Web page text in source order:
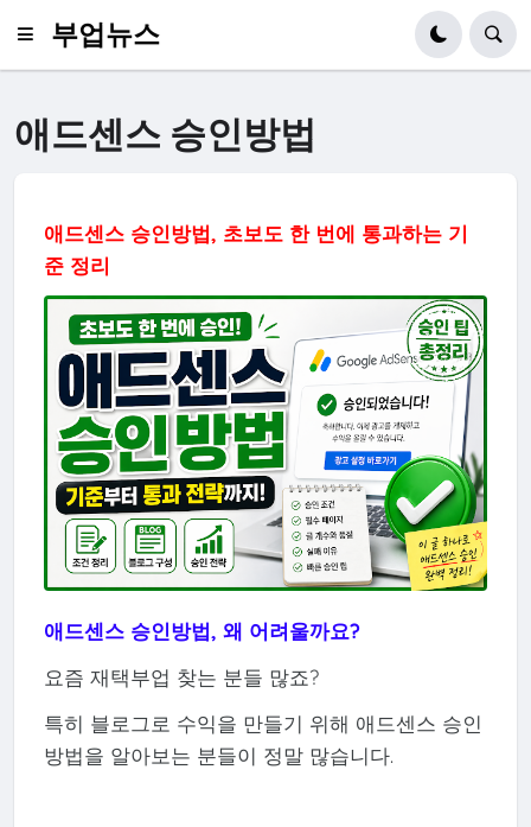
부업뉴스
애드센스 승인방법
애드센스 승인방법, 초보도 한 번에 통과하는 기
준 정리
애드센스 승인방법, 왜 어려울까요?
요즘 재택부업 찾는 분들 많죠?
특히 블로그로 수익을 만들기 위해 애드센스 승인
방법을 알아보는 분들이 정말 많습니다.